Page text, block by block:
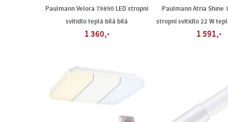
Paulmann Velora 79890 LED stropní
svítidlo teplá bílá bílá
1 360,-
Paulmann Atria Shine
stropní svítidlo 22 W
1 591,-